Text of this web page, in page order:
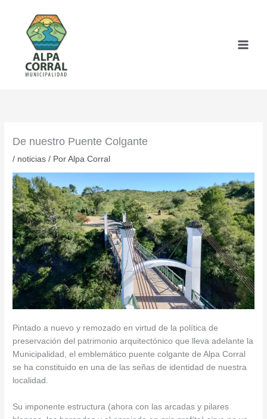
contenido
De nuestro Puente Colgante
/ noticias / PorAlpa Corral
Pintado a nuevo y remozado en virtud de la política de
preservación del patrimonio arquitectónico que lleva adelante la
Municipalidad, el emblemático puente colgante de Alpa Corral
se ha constituido en una de las señas de identidad de nuestra
localidad.
Su imponente estructura (ahora con las arcadas y pilares